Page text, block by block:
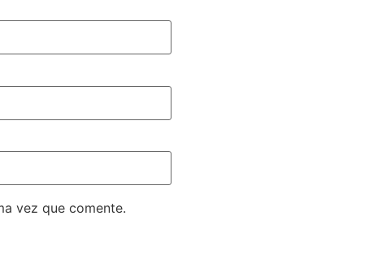
vez que comente.